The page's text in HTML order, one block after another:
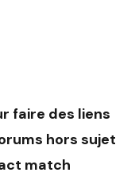
faire des liens
hors sujet
match